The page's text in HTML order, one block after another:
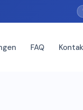
FAQ